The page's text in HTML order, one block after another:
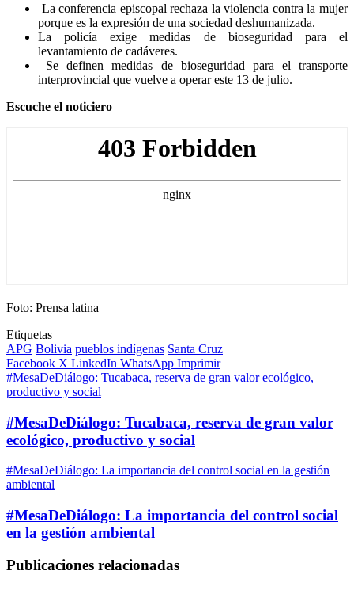
La conferencia episcopal rechaza la violencia contra la mujer
porque es la expresión de una sociedad deshumanizada.
La policía exige medidas de bioseguridad para el
levantamiento de cadáveres.
Se definen medidas de bioseguridad para el transporte
interprovincial que vuelve a operar este 13 de julio.
Escuche el noticiero
Foto: Prensa latina
Etiquetas
APG Bolivia pueblos indígenas Santa Cruz
Facebook X LinkedIn WhatsApp Imprimir
#MesaDeDiálogo: Tucabaca, reserva de gran valor ecológico,
productivo y social
#MesaDeDiálogo: Tucabaca, reserva de gran valor
ecológico, productivo y social
#MesaDeDiálogo: La importancia del control social en la gestión
ambiental
#MesaDeDiálogo: La importancia del control social
en la gestión ambiental
Publicaciones relacionadas